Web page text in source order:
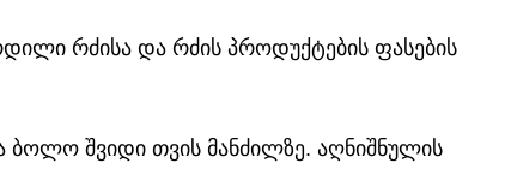
რძისა და რძის პროდუქტების ფასების
შვიდი თვის მანძილზე. აღნიშნულის